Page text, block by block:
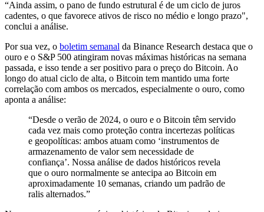
“Ainda assim, o pano de fundo estrutural é de um ciclo de juros
cadentes, o que favorece ativos de risco no médio e longo prazo",
conclui a análise.
Por sua vez, o boletim semanal da Binance Research destaca que o
ouro e o S&P 500 atingiram novas máximas históricas na semana
passada, e isso tende a ser positivo para o preço do Bitcoin. Ao
longo do atual ciclo de alta, o Bitcoin tem mantido uma forte
correlação com ambos os mercados, especialmente o ouro, como
aponta a análise:
“Desde o verão de 2024, o ouro e o Bitcoin têm servido
cada vez mais como proteção contra incertezas políticas
e geopolíticas: ambos atuam como ‘instrumentos de
armazenamento de valor sem necessidade de
confiança’. Nossa análise de dados históricos revela
que o ouro normalmente se antecipa ao Bitcoin em
aproximadamente 10 semanas, criando um padrão de
ralis alternados.”